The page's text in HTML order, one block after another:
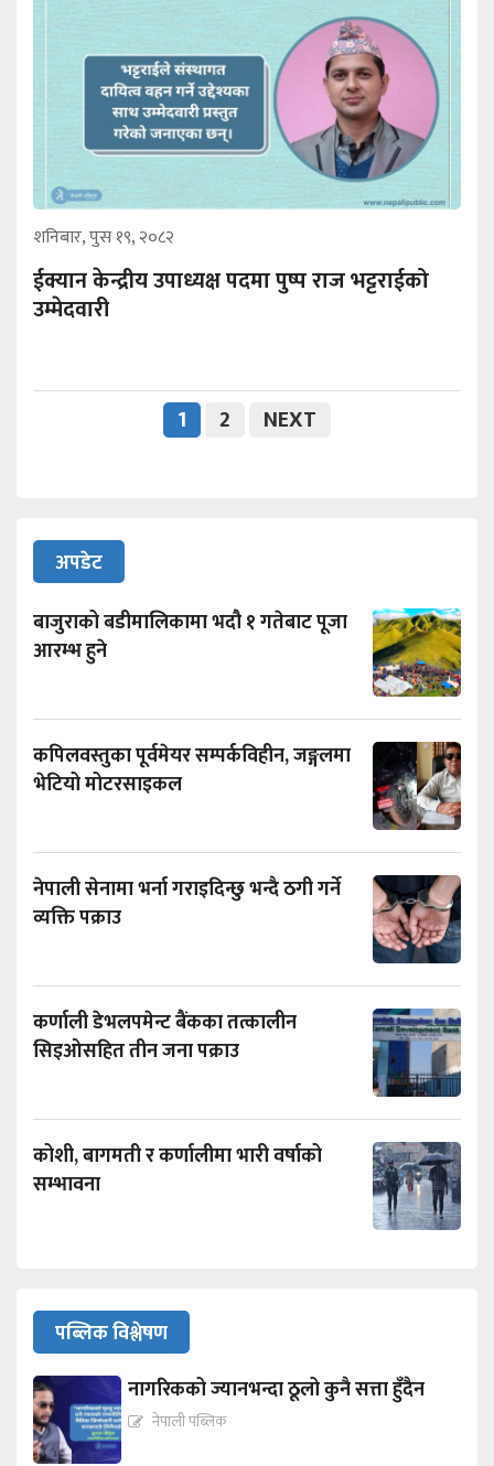
शनिबार, पुस १९, २०८२
ईक्यान केन्द्रीय उपाध्यक्ष पदमा पुष्प राज भट्टराईको
उम्मेदवारी
1 2 NEXT
अपडेट
बाजुराको बडीमालिकामा भदौ १ गतेबाट पूजा
आरम्भ हुने
कपिलवस्तुका पूर्वमेयर सम्पर्कविहीन, जङ्गलमा
भेटियो मोटरसाइकल
नेपाली सेनामा भर्ना गराइदिन्छु भन्दै ठगी गर्ने
व्यक्ति पक्राउ
कर्णाली डेभलपमेन्ट बैंकका तत्कालीन
सिइओसहित तीन जना पक्राउ
कोशी, बागमती र कर्णालीमा भारी वर्षाको
सम्भावना
पब्लिक विश्लेषण
नागरिकको ज्यानभन्दा ठूलो कुनै सत्ता हुँदैन
नेपाली पब्लिक